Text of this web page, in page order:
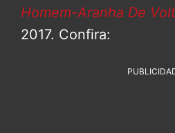
Homem-Aranha De
2017. Confira: